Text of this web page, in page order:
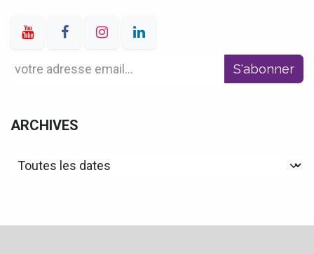
S'abonner
ARCHIVES